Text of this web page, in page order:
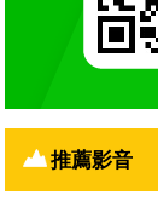
推薦影音